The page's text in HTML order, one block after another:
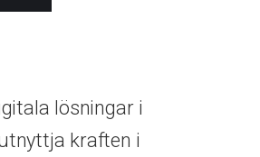
lösningar i
kraften i